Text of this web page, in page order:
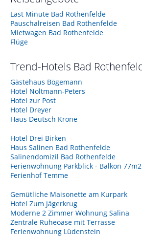
Last Minute Bad Rothenfelde
Pauschalreisen Bad Rothenfelde
Mietwagen Bad Rothenfelde
Flüge
Trend-Hotels Bad
Gästehaus Bögemann
Hotel Noltmann-Peters
Hotel zur Post
Hotel Dreyer
Haus Deutsch Krone
Hotel Drei Birken
Haus Salinen Bad Rothenfelde
Salinendomizil Bad Rothenfelde
Ferienwohnung Parkblick - Balkon 77m2
Ferienhof Temme
Gemütliche Maisonette am Kurpark
Hotel Zum Jägerkrug
Moderne 2 Zimmer Wohnung Salina
Zentrale Ruheoase mit Terrasse
Ferienwohnung Lüdenstein